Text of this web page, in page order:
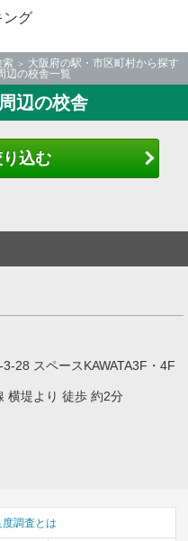
ング
索
大阪府の駅・市区町村から探す
辺の校舎一覧
辺の校舎
り込む
28 スペースKAWATA3F・4F
横堤より 徒歩 約2分
調査とは